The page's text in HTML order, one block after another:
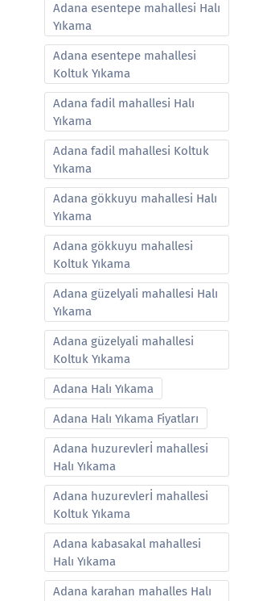
Adana esentepe mahallesi Halı
Yıkama
Adana esentepe mahallesi
Koltuk Yıkama
Adana fadil mahallesi Halı
Yıkama
Adana fadil mahallesi Koltuk
Yıkama
Adana gökkuyu mahallesi Halı
Yıkama
Adana gökkuyu mahallesi
Koltuk Yıkama
Adana güzelyali mahallesi Halı
Yıkama
Adana güzelyali mahallesi
Koltuk Yıkama
Adana Halı Yıkama
Adana Halı Yıkama Fiyatları
Adana huzurevlerİ mahallesi
Halı Yıkama
Adana huzurevlerİ mahallesi
Koltuk Yıkama
Adana kabasakal mahallesi
Halı Yıkama
Adana karahan mahalles Halı